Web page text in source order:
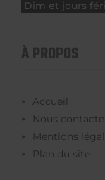
Dim et jours
À PROPOS
Accueil
Nous
Mentions
Plan du site